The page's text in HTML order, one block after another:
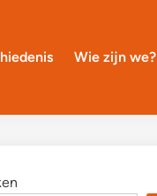
Wie zijn we?